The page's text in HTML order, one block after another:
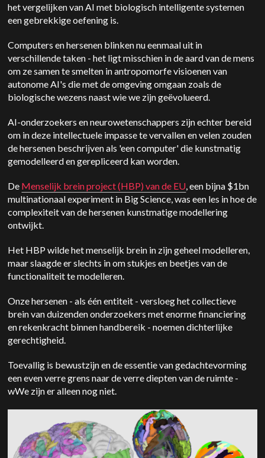
het vergelijken van AI met biologisch intelligente systemen
een gebrekkige oefening is.
Computers en hersenen blinken nu eenmaal uit in
verschillende taken - het ligt misschien in de aard van de mens
om ze samen te smelten in antropomorfe visioenen van
autonome AI's die met de omgeving omgaan zoals de
biologische wezens naast wie we zijn geëvolueerd.
AI-onderzoekers en neurowetenschappers zijn echter bereid
om in deze intellectuele impasse te vervallen en velen zouden
de hersenen beschrijven als 'een computer' die kunstmatig
gemodelleerd en gerepliceerd kan worden.
De Menselijk brein project (HBP) van de EU, een bijna $1bn
multinationaal experiment in Big Science, was een les in hoe de
complexiteit van de hersenen kunstmatige modellering
ontwijkt.
Het HBP wilde het menselijk brein in zijn geheel modelleren,
maar slaagde er slechts in om stukjes en beetjes van de
functionaliteit te modelleren.
Onze hersenen - als één entiteit - versloeg het collectieve
brein van duizenden onderzoekers met enorme financiering
en rekenkracht binnen handbereik - noemendichterlijke
gerechtigheid.
Toevallig is bewustzijn en de essentie van gedachtevorming
een even verre grens naar de verre diepten van de ruimte -
wWe zijn er alleen nog niet.